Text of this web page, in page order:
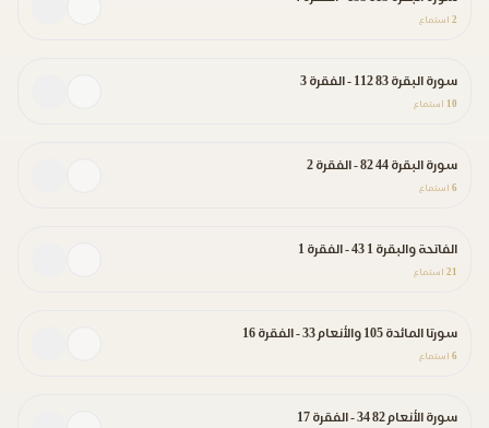
2 استماع
سورة البقرة 83 112 - الفقرة 3
10 استماع
سورة البقرة 44 82 - الفقرة 2
6 استماع
الفاتحة والبقرة 1 43 - الفقرة 1
21 استماع
سورتا المائدة 105 والأنعام 33 - الفقرة 16
6 استماع
سورة الأنعام 82 34 - الفقرة 17